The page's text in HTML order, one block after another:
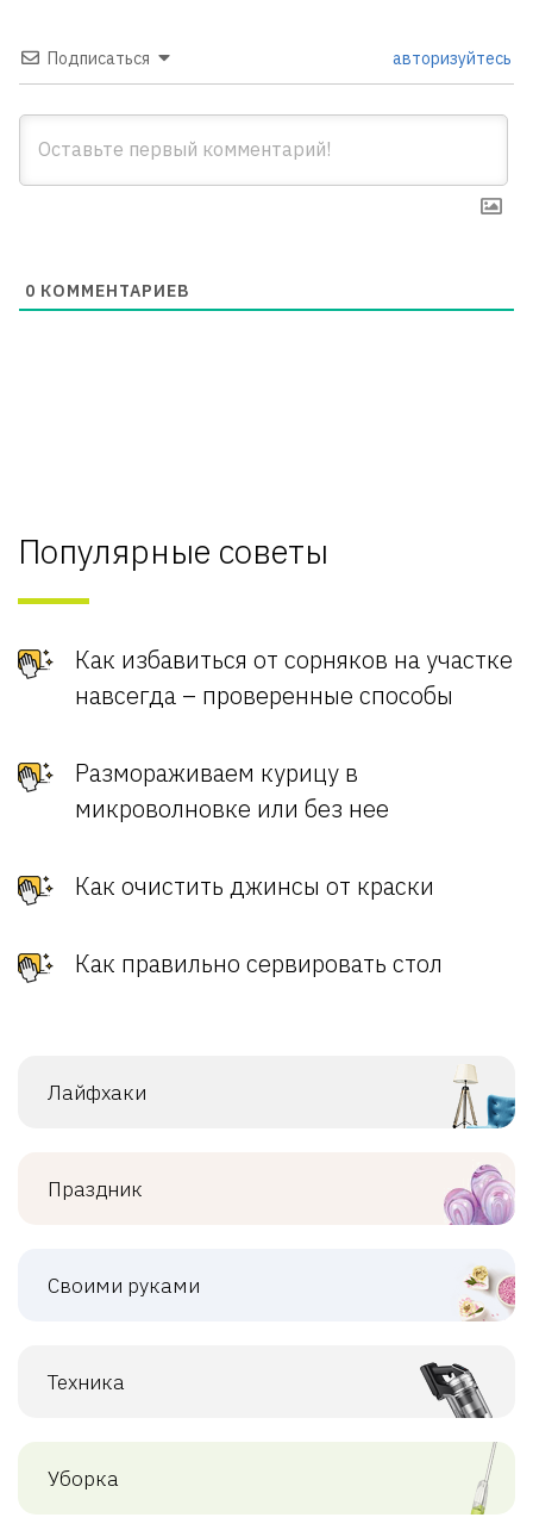
Подписаться авторизуйтесь
0 КОММЕНТАРИЕВ
Популярные советы
Как избавиться от сорняков на участке
навсегда – проверенные способы
Размораживаем курицу в
микроволновке или без нее
Как очистить джинсы от краски
Как правильно сервировать стол
Лайфхаки
Праздник
Своими руками
Техника
Уборка